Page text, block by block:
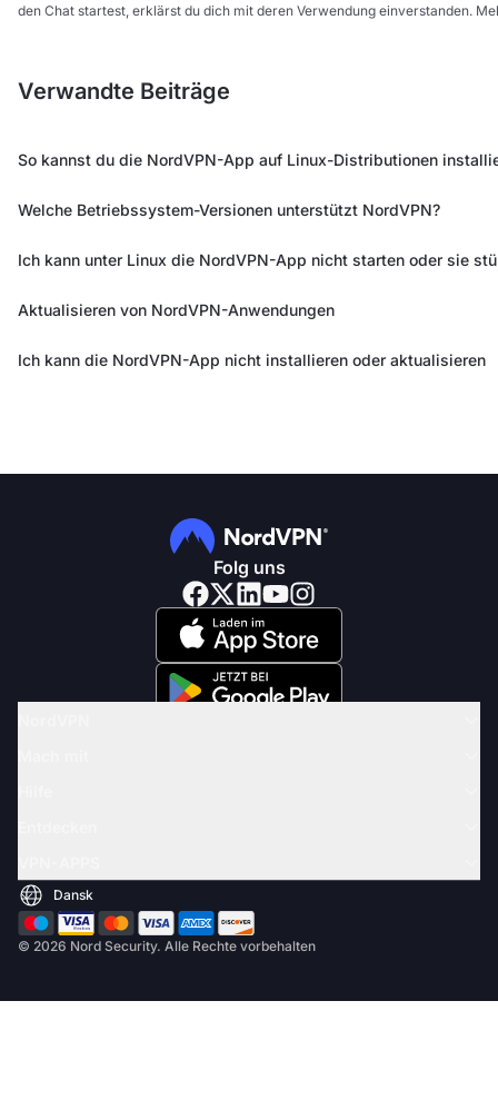
den Chat startest, erklärst du dich mit deren Verwendung einverstanden.
Verwandte Beiträge
So kannst du die NordVPN-App auf Linux-Distributionen
Welche Betriebssystem-Versionen unterstützt NordVPN?
Ich kann unter Linux die NordVPN-App nicht starten oder sie
Aktualisieren von NordVPN-Anwendungen
Ich kann die NordVPN-App nicht installieren oder aktualisieren
Folg uns
© 2026 Nord Security. Alle Rechte vorbehalten